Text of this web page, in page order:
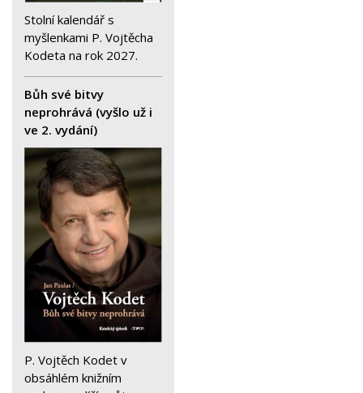
Stolní kalendář s
myšlenkami P. Vojtěcha
Kodeta na rok 2027.
Bůh své bitvy
neprohrává (vyšlo už i
ve 2. vydání)
P. Vojtěch Kodet v
obsáhlém knižním